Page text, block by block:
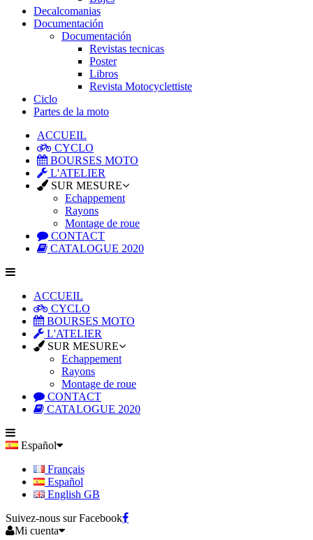
Decalcomanias
Documentación
Documentación
Revistas tecnicas
Poster
Libros
Revista Motocyclettiste
Ciclo
Partes de la moto
ACCUEIL
CYCLO
BOURSES MOTO
L'ATELIER
SUR MESURE
Echappement
Rayons
Montage de roue
CONTACT
CATALOGUE 2020
ACCUEIL
CYCLO
BOURSES MOTO
L'ATELIER
SUR MESURE
Echappement
Rayons
Montage de roue
CONTACT
CATALOGUE 2020
Español
Français
Español
English GB
Suivez-nous sur Facebook
Mi cuenta